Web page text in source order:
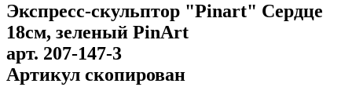
Экспресс-скульптор "Pinart" Сердце
18см, зеленый PinArt
арт. 207-147-3
Артикул скопирован